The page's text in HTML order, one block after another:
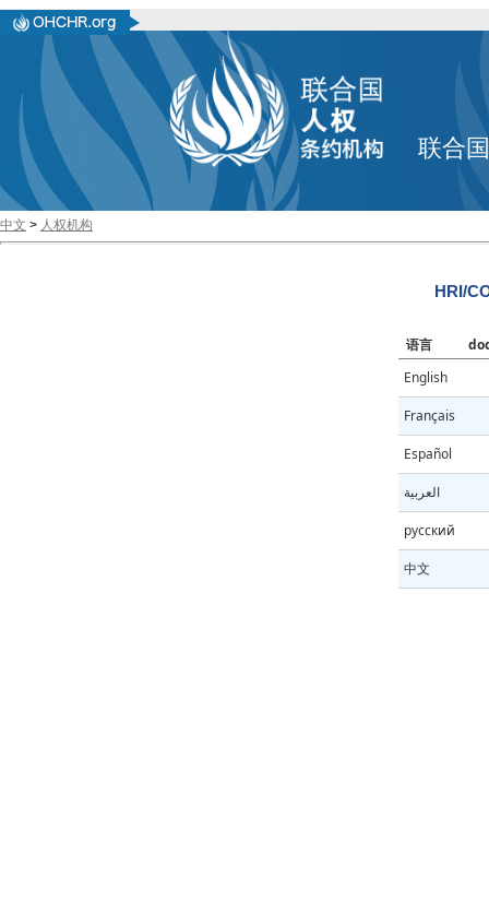
联合
中文 > 人权机构
HRI/
语言
English
Français
Español
العربية
русский
中文